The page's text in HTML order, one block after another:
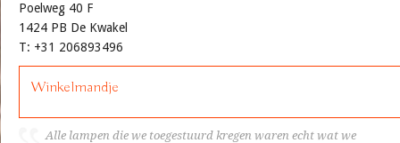
Poelweg 40 F
1424 PB De Kwakel
T: +31 206893496
Winkelmandje
Alle lampen die we toegestuurd kregen waren echt wat we